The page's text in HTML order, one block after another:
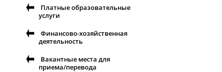
Платные образовательные
услуги
Финансово-хозяйственная
деятельность
Вакантные места для
приема/перевода